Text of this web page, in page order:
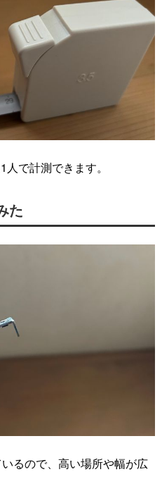
で計測できます。
た
るので、高い場所や幅が広